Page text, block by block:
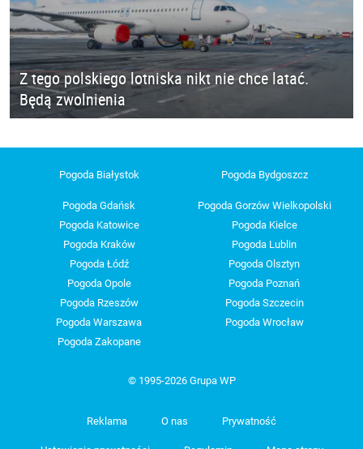
Z tego polskiego lotniska nikt nie chce latać.
Będą zwolnienia
Pogoda Białystok Pogoda Bydgoszcz
Pogoda Gdańsk
Pogoda Gorzów Wielkopolski
Pogoda Katowice
Pogoda Kielce
Pogoda Kraków
Pogoda Lublin
Pogoda Łódź
Pogoda Olsztyn
Pogoda Opole
Pogoda Poznań
Pogoda Rzeszów
Pogoda Szczecin
Pogoda Warszawa
Pogoda Wrocław
Pogoda Zakopane
© 1995-2026 Grupa WP
Reklama O nas Prywatność